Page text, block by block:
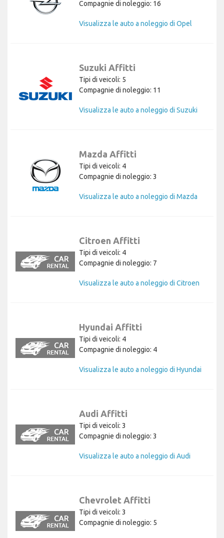
Compagnie di noleggio: 16
Visualizza le auto a noleggio di Opel
Suzuki Affitti
Tipi di veicoli: 5
Compagnie di noleggio: 11
Visualizza le auto a noleggio di Suzuki
Mazda Affitti
Tipi di veicoli: 4
Compagnie di noleggio: 3
Visualizza le auto a noleggio di Mazda
Citroen Affitti
Tipi di veicoli: 4
Compagnie di noleggio: 7
Visualizza le auto a noleggio di Citroen
Hyundai Affitti
Tipi di veicoli: 4
Compagnie di noleggio: 4
Visualizza le auto a noleggio di Hyundai
Audi Affitti
Tipi di veicoli: 3
Compagnie di noleggio: 3
Visualizza le auto a noleggio di Audi
Chevrolet Affitti
Tipi di veicoli: 3
Compagnie di noleggio: 5